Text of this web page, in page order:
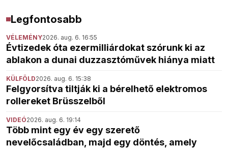
Legfontosabb
VÉLEMÉNY2026. aug. 6. 16:55
Évtizedek óta ezermilliárdokat szórunk ki az
ablakon a dunai duzzasztóművek hiánya miatt
KÜLFÖLD2026. aug. 6. 15:38
Felgyorsítva tiltják ki a bérelhető elektromos
rollereket Brüsszelből
VIDEÓ2026. aug. 6. 19:14
Több mint egy év egy szerető
nevelőcsaládban, majd egy döntés, amely